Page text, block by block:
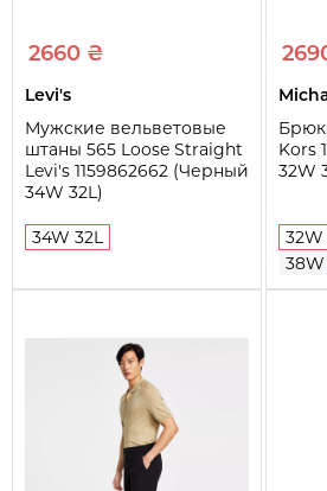
2660 ₴
Levi's
Мужские вельветовые
штаны 565 Loose Straight
Levi's 1159862662 (Черный
34W 32L)
34W 32L
Kors
32W
32W